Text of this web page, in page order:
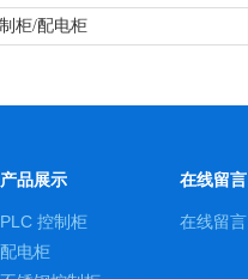
柜/配电柜
产品展示
PLC 控制柜
配电柜
在线留言
在线留言